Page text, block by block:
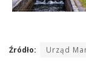
Źródło: Urząd